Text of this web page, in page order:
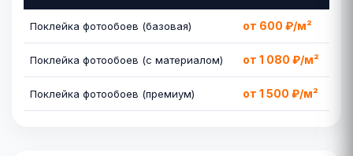
Поклейка фотообоев (базовая) от 600 ₽/м²
Поклейка фотообоев (с материалом) от 1 080 ₽/м²
Поклейка фотообоев (премиум) от 1 500 ₽/м²